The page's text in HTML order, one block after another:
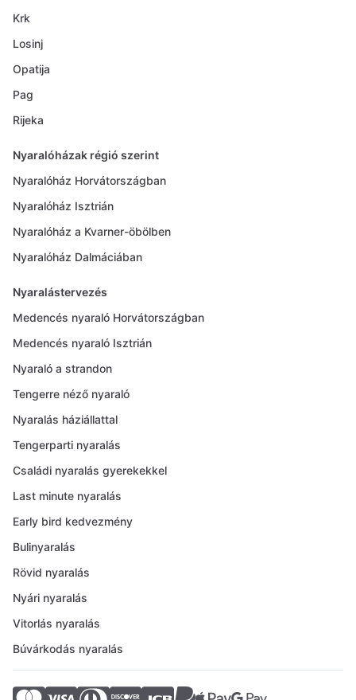
Krk
Losinj
Opatija
Pag
Rijeka
Nyaralóházak régió szerint
Nyaralóház Horvátországban
Nyaralóház Isztrián
Nyaralóház a Kvarner-öbölben
Nyaralóház Dalmáciában
Nyaralástervezés
Medencés nyaraló Horvátországban
Medencés nyaraló Isztrián
Nyaraló a strandon
Tengerre néző nyaraló
Nyaralás háziállattal
Tengerparti nyaralás
Családi nyaralás gyerekekkel
Last minute nyaralás
Early bird kedvezmény
Bulinyaralás
Rövid nyaralás
Nyári nyaralás
Vitorlás nyaralás
Búvárkodás nyaralás